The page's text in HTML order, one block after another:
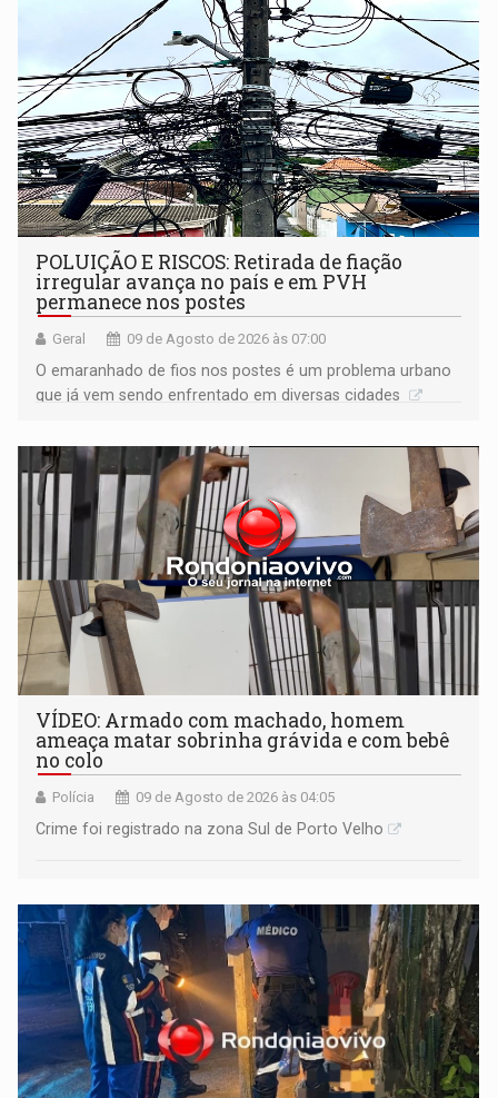
POLUIÇÃO E RISCOS: Retirada de fiação
irregular avança no país e em PVH
permanece nos postes
Geral 09 de Agosto de 2026 às 07:00
O emaranhado de fios nos postes é um problema urbano
que já vem sendo enfrentado em diversas cidades
VÍDEO: Armado com machado, homem
ameaça matar sobrinha grávida e com bebê
no colo
Polícia 09 de Agosto de 2026 às 04:05
Crime foi registrado na zona Sul de Porto Velho